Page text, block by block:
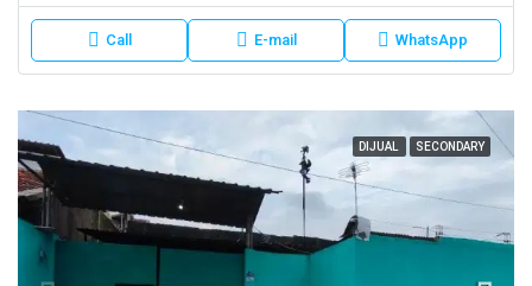
Call E-mail WhatsApp
DIJUAL SECONDARY